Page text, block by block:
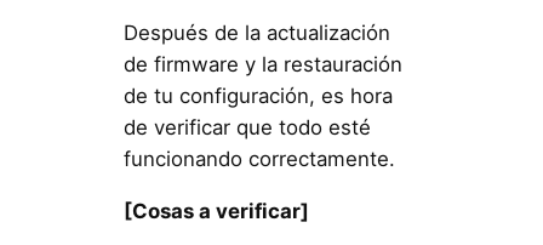
Después de la actualización
de firmware y la restauración
de tu configuración, es hora
de verificar que todo esté
funcionando correctamente.
[Cosas a verificar]